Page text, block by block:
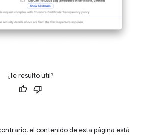
¿Te resultó útil?
el contenido de esta página está